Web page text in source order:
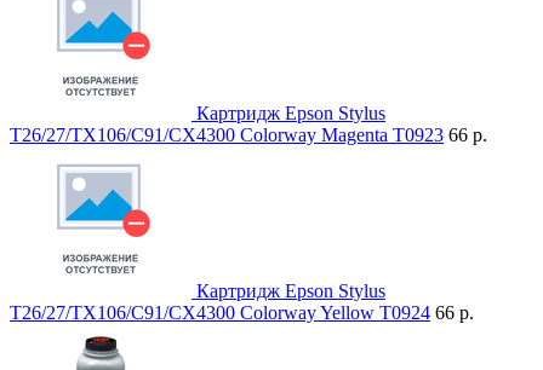
Картридж Epson Stylus
T26/27/TX106/C91/CX4300 Colorway Magenta T0923 66 р.
Картридж Epson Stylus
T26/27/TX106/C91/CX4300 Colorway Yellow T0924 66 р.